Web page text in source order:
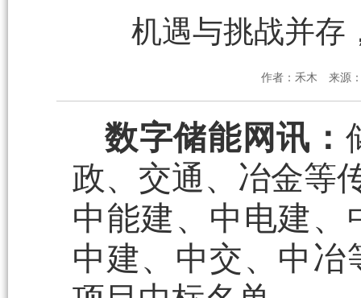
机遇与挑战并存
作者：禾木 来源
数字储能网讯：
政、交通、冶金等
中能建、中电建
中建、中交、中